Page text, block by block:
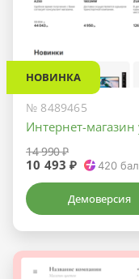
НОВИНКА
№ 8489465
Интернет-
14 990 ₽
10 493 ₽ 420
Демоверсия